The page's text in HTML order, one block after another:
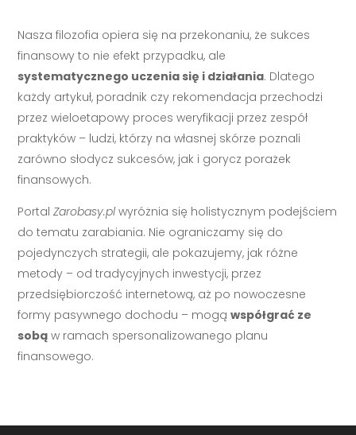
Nasza filozofia opiera się na przekonaniu, że sukces
finansowy to nie efekt przypadku, ale
systematycznego uczenia się i działania. Dlatego
każdy artykuł, poradnik czy rekomendacja przechodzi
przez wieloetapowy proces weryfikacji przez zespół
praktyków – ludzi, którzy na własnej skórze poznali
zarówno słodycz sukcesów, jak i gorycz porażek
finansowych.
PortalZarobasy.pl wyróżnia się holistycznym podejściem
do tematu zarabiania. Nie ograniczamy się do
pojedynczych strategii, ale pokazujemy, jak różne
metody – od tradycyjnych inwestycji, przez
przedsiębiorczość internetową, aż po nowoczesne
formy pasywnego dochodu – mogąwspółgrać ze
sobą w ramach spersonalizowanego planu
finansowego.